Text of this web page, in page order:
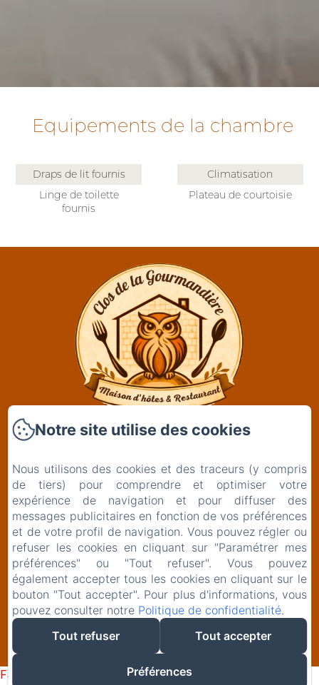
Equipements de la chambre
Draps de lit fournis
Linge de toilette
fournis
Climatisation
Plateau de courtoisie
2 Rue de l'Église
39230 - Saint-Lothain
+33629261834
Contactez nous
EN FR
Failed to load BookingEngine/index: Loading chunk 1322
Notre site utilise des cookies
Nous utilisons des cookies et des traceurs (y compris
de tiers) pour comprendre et optimiser votre
expérience de navigation et pour diffuser des
messages publicitaires en fonction de vos préférences
et de votre profil de navigation. Vous pouvez régler ou
refuser les cookies en cliquant sur "Paramétrer mes
préférences" ou "Tout refuser". Vous pouvez
également accepter tous les cookies en cliquant sur le
bouton "Tout accepter". Pour plus d'informations, vous
pouvez consulter notre Politique de confidentialité.
Tout refuser
Tout accepter
Préférences